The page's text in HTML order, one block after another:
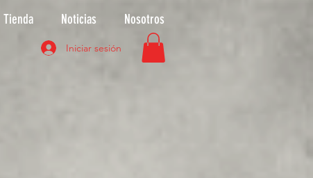
Tienda Noticias Nosotros
Iniciar sesión